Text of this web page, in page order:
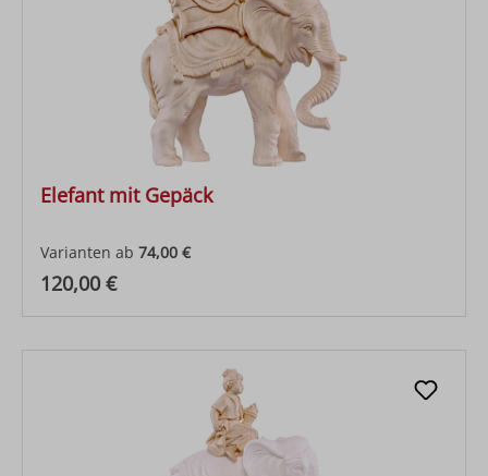
Elefant mit Gepäck
Varianten ab 74,00 €
Regulärer Preis:
120,00 €